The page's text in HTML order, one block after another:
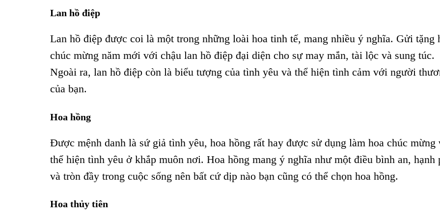
Lan hồ điệp
Lan hồ điệp được coi là một trong những loài hoa tinh tế, mang nhiều ý nghĩa. Gửi tặng
chúc mừng năm mới với chậu lan hồ điệp đại diện cho sự may mắn, tài lộc và sung túc.
Ngoài ra, lan hồ điệp còn là biểu tượng của tình yêu và thể hiện tình cảm với người
của bạn.
Hoa hồng
Được mệnh danh là sứ giả tình yêu, hoa hồng rất hay được sử dụng làm hoa chúc mừng
thể hiện tình yêu ở khắp muôn nơi. Hoa hồng mang ý nghĩa như một điều bình an, hạnh
và tròn đầy trong cuộc sống nên bất cứ dịp nào bạn cũng có thể chọn hoa hồng.
Hoa thủy tiên